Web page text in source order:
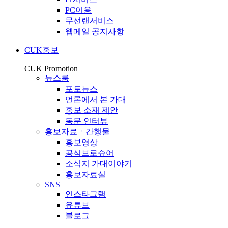
PC이용
무선랜서비스
웹메일 공지사항
CUK홍보
CUK Promotion
뉴스룸
포토뉴스
언론에서 본 가대
홍보 소재 제안
동문 인터뷰
홍보자료ㆍ간행물
홍보영상
공식브로슈어
소식지 가대이야기
홍보자료실
SNS
인스타그램
유튜브
블로그